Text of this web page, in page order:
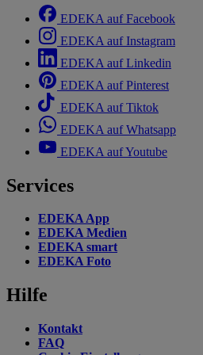
EDEKA auf Facebook
EDEKA auf Instagram
EDEKA auf Linkedin
EDEKA auf Pinterest
EDEKA auf Tiktok
EDEKA auf Whatsapp
EDEKA auf Youtube
Services
EDEKA App
EDEKA Medien
EDEKA smart
EDEKA Foto
Hilfe
Kontakt
FAQ